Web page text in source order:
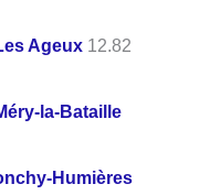
Ageux 12.82
la-Bataille
Humières